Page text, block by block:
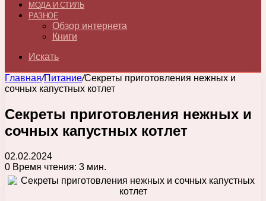
МОДА И СТИЛЬ
РАЗНОЕ
Обзор интернета
Книги
Искать
Главная/Питание/Секреты приготовления нежных и
сочных капустных котлет
Секреты приготовления нежных и
сочных капустных котлет
02.02.2024
0 Время чтения: 3 мин.